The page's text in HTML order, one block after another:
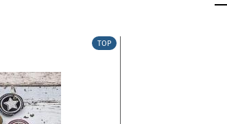
TOP